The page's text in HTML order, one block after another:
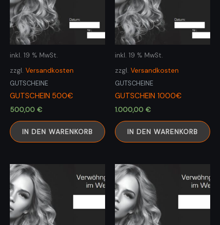
inkl. 19 % MwSt.
zzgl. Versandkosten
GUTSCHEINE
GUTSCHEIN 500€
500,00 €
IN DEN WARENKORB
inkl. 19 % MwSt.
zzgl. Versandkosten
GUTSCHEINE
GUTSCHEIN 1000€
1.000,00 €
IN DEN WARENKORB